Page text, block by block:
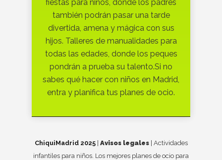
fiestas para niños, donde los padres
también podrán pasar una tarde
divertida, amena y mágica con sus
hijos. Talleres de manualidades para
todas las edades, donde los peques
pondrán a prueba su talento.Si no
sabes qué hacer con niños en Madrid,
entra y planifica tus planes de ocio.
ChiquiMadrid 2025| Avisos legales| Actividades
infantiles para niños. Los mejores planes de ocio para